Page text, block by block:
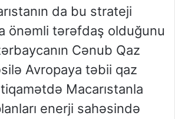
da bu strateji
önəmli tərəfdaş olduğunu
Cənub Qaz
Avropaya təbii qaz
Macarıstanla
enerji sahəsində